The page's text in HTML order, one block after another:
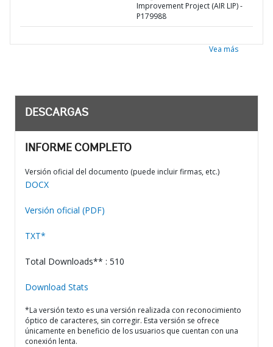
Improvement Project (AIR LIP) -
P179988
Vea más
DESCARGAS
INFORME COMPLETO
Versión oficial del documento (puede incluir firmas, etc.)
DOCX
Versión oficial (PDF)
TXT*
Total Downloads** : 510
Download Stats
*La versión texto es una versión realizada con reconocimiento
óptico de caracteres, sin corregir. Esta versión se ofrece
únicamente en beneficio de los usuarios que cuentan con una
conexión lenta.